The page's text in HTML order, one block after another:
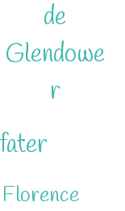
de
Glendowe
r